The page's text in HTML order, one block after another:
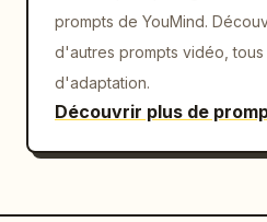
prompts de YouMind.
d'autres prompts vidéo,
d'adaptation.
Découvrir plus de